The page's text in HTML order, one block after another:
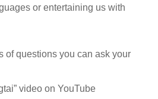
or entertaining us with
of questions you can ask your
video on YouTube